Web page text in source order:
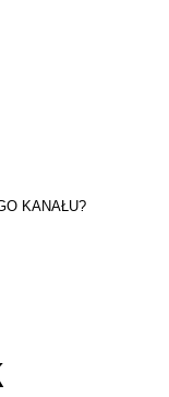
KANAŁU?